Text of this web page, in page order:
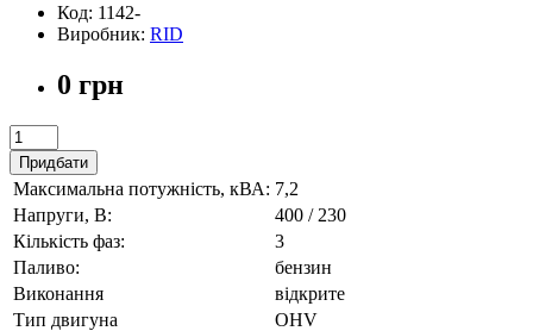
Код: 1142-
Виробник: RID
0 грн
Придбати
Максимальна потужність, кВА: 7,2
Напруги, В:
400 / 230
Кількість фаз:
3
Паливо:
бензин
Виконання
відкрите
Тип двигуна
OHV